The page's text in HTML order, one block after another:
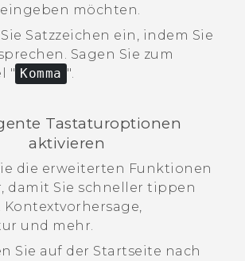
eingeben möchten.
Satzzeichen ein, indem Sie
Sagen Sie zum
"‍ Komma "‍.
Tastaturoptionen
aktivieren
die erweiterten Funktionen
damit Sie schneller tippen
Kontextvorhersage,
und mehr.
Sie auf der Startseite nach